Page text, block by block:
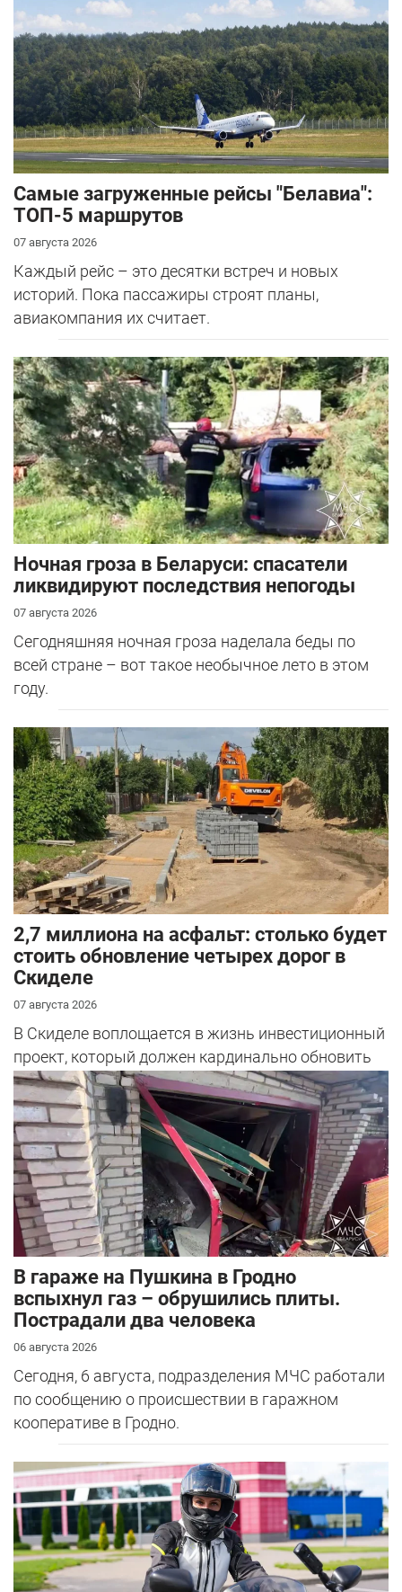
Самые загруженные рейсы "Белавиа":
ТОП-5 маршрутов
07 августа 2026
Каждый рейс – это десятки встреч и новых
историй. Пока пассажиры строят планы,
авиакомпания их считает.
Ночная гроза в Беларуси: спасатели
ликвидируют последствия непогоды
07 августа 2026
Сегодняшняя ночная гроза наделала беды по
всей стране – вот такое необычное лето в этом
году.
2,7 миллиона на асфальт: столько будет
стоить обновление четырех дорог в
Скиделе
07 августа 2026
В Скиделе воплощается в жизнь инвестиционный
проект, который должен кардинально обновить
облик сразу четырех улиц: Богуш...
В гараже на Пушкина в Гродно
вспыхнул газ – обрушились плиты.
Пострадали два человека
06 августа 2026
Сегодня, 6 августа, подразделения МЧС работали
по сообщению о происшествии в гаражном
кооперативе в Гродно.